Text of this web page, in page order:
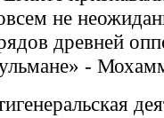
не
древней
-